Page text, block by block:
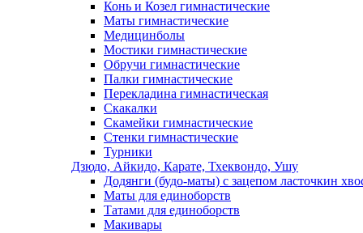
Конь и Козел гимнастические
Маты гимнастические
Медицинболы
Мостики гимнастические
Обручи гимнастические
Палки гимнастические
Перекладина гимнастическая
Скакалки
Скамейки гимнастические
Стенки гимнастические
Турники
Дзюдо, Айкидо, Карате, Тхеквондо, Ушу
Додянги (будо-маты) с зацепом ласточкин
Маты для единоборств
Татами для единоборств
Макивары